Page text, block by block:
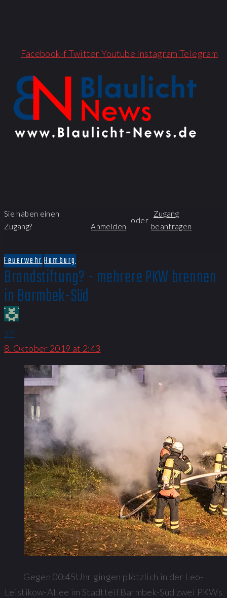
Facebook-fTwitterYoutube Instagram Telegram
Sie haben einen
Zugang?
Anmelden
oder
Zugang
beantragen
FeuerwehrHamburg
Brandstiftung? - mehrere PKW brennen
in Barmbek-Süd
SP
8. Oktober 2019 at 2:43
Gegen 00:45Uhr gingen plötzlich in der Leo-
Leistikow-Allee im Stadtteil Barmbek-Süd zwei PKWs